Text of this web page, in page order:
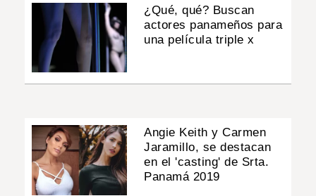
¿Qué, qué? Buscan
actores panameños para
una película triple x
Angie Keith y Carmen
Jaramillo, se destacan
en el 'casting' de Srta.
Panamá 2019